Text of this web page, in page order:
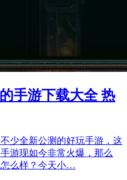
手游下载大全 热
少全新公测的好玩手游，这
游现如今非常火爆，那么
怎么样？今天小…